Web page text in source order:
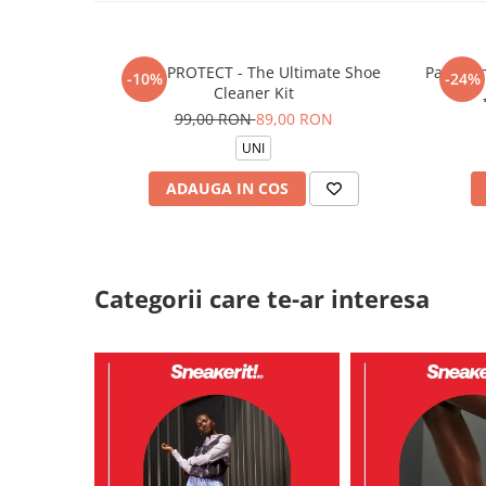
-10%
CREP PROTECT - The Ultimate Shoe
Cleaner Kit
99,00 RON89,00 RON
UNI
ADAUGA IN COS
-24%
Categorii care te-ar interesa